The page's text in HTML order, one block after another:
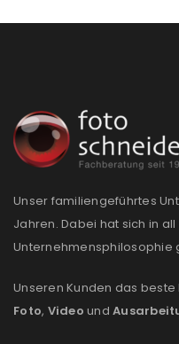
Unser familiengeführtes
Jahren. Dabei hat sich in
Unternehmensphilosophie
Unseren Kunden das
Foto, Video und